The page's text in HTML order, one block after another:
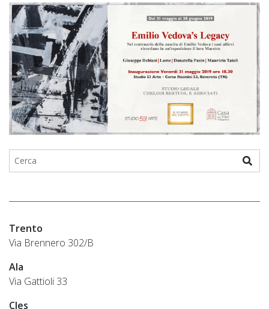
Trento
Via Brennero 302/B
Ala
Via Gattioli 33
Cles